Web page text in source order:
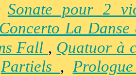
Sonate pour 2
La
Fall , Quatuor à
Partiels ,